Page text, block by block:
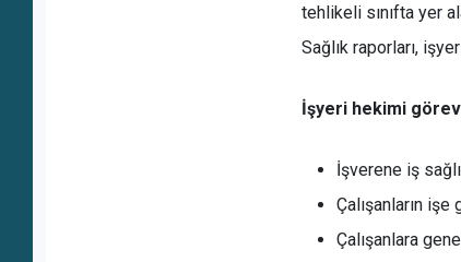
tehlikeli sınıfta yer
Sağlık raporları,
İşyeri hekimi görev
İşverene iş
Çalışanların
Çalışanlara